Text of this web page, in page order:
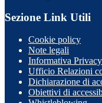
Sezione Link Utili
Cookie policy
Note legali
Informativa Privacy
Ufficio Relazioni
Dichiarazione di
Obiettivi di